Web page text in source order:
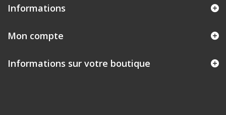
Informations
Mon compte
Informations sur votre boutique